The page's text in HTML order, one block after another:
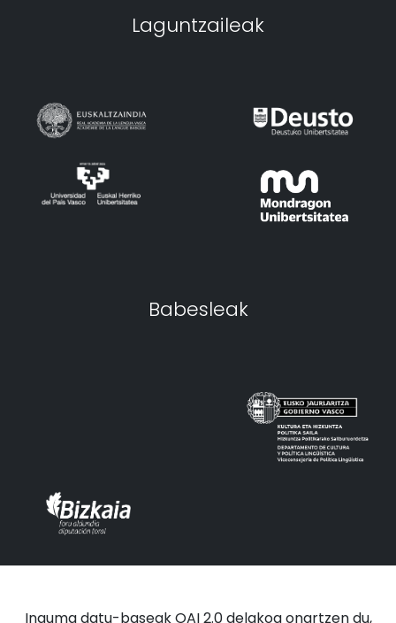
Laguntzaileak
Babesleak
Inguma datu-baseak OAI 2.0 delakoa onartzen du,